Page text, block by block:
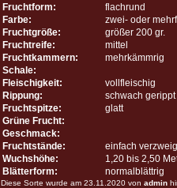
Fruchtform:
flachrund
Farbe:
zwei- oder
Fruchtgröße:
größer 200 gr.
Fruchtreife:
mittel
Fruchtkammern:
mehrkämmrig
Schale:
Fleischigkeit:
vollfleischig
Rippung:
schwach gerippt
Fruchtspitze:
glatt
Grüne Frucht:
Geschmack:
Fruchtstände:
einfach
Wuchshöhe:
1,20 bis 2,50
Blätterform:
normalblättrig
Diese Sorte wurde am 23.11.2020 von admin